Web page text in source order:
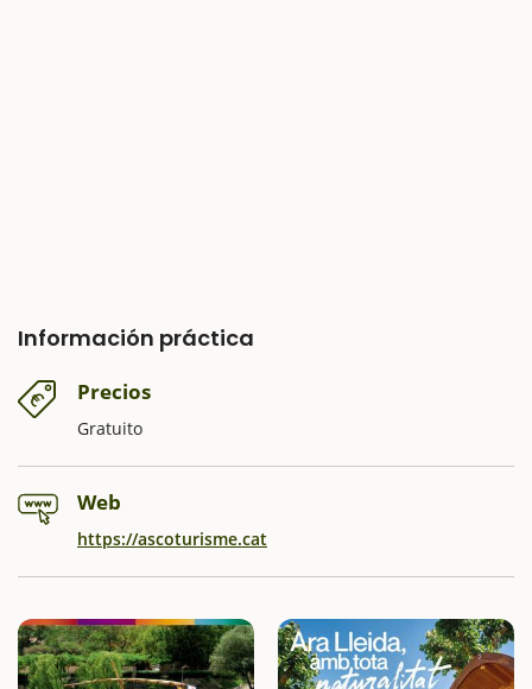
Información práctica
Precios
Gratuito
Web
https://ascoturisme.cat